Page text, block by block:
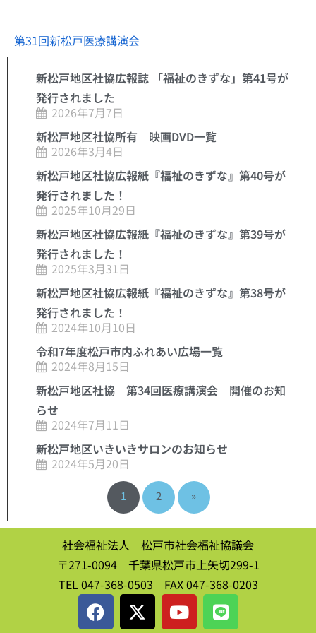
第31回新松戸医療講演会
新松戸地区社協広報誌 「福祉のきずな」第41号が
発行されました
2026年7月7日
新松戸地区社協所有 映画DVD一覧
2026年3月4日
新松戸地区社協広報紙『福祉のきずな』第40号が
発行されました！
2025年10月29日
新松戸地区社協広報紙『福祉のきずな』第39号が
発行されました！
2025年3月31日
新松戸地区社協広報紙『福祉のきずな』第38号が
発行されました！
2024年10月10日
令和7年度松戸市内ふれあい広場一覧
2024年8月15日
新松戸地区社協 第34回医療講演会 開催のお知
らせ
2024年7月11日
新松戸地区いきいきサロンのお知らせ
2024年5月20日
1 2 »
社会福祉法人 松戸市社会福祉協議会
〒271-0094 千葉県松戸市上矢切299-1
TEL 047-368-0503 FAX 047-368-0203